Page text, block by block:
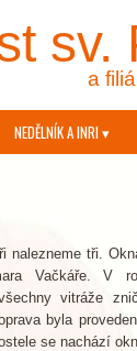
sv.
a
NEDĚLNÍK A INRI ▾
nalezneme tři.
Vačkáře. V
vitráže
byla
se nachází